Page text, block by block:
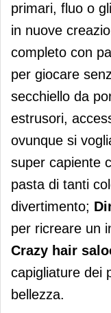
primari, fluo o
in nuove
completo con
per giocare
secchiello da
estrusori,
ovunque si
super capiente
pasta di tanti
divertimento;
per ricreare un
Crazy hair
capigliature dei
bellezza.